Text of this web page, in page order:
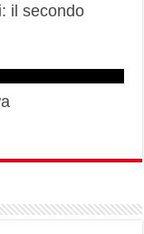
il secondo